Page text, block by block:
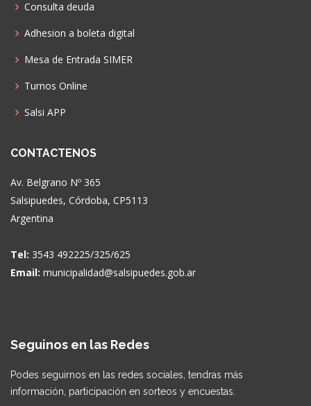
Consulta deuda
Adhesion a boleta digital
Mesa de Entrada SIMER
Turnos Online
Salsi APP
CONTACTENOS
Av. Belgrano Nº 365
Salsipuedes, Córdoba, CP5113
Argentina
Tel: 3543 492225/325/625
Email: municipalidad@salsipuedes.gob.ar
Seguinos en las Redes
Podes seguirnos en las redes sociales, tendras más
información, participación en sorteos y encuestas.